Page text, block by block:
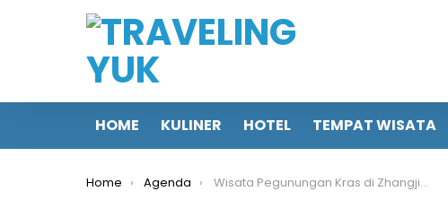
HOME KULINER HOTEL TEMPAT WISATA
You are here:
Home Agenda
Wisata Pegunungan Kras di Zhangjiajie Menjadi Salah Satu Tempat Syuting Film Avatar